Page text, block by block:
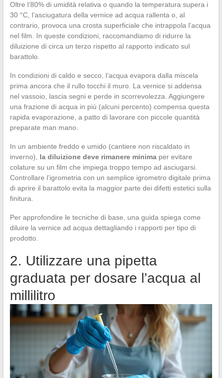
Oltre l’80% di umidità relativa o quando la temperatura supera i
30 °C, l’asciugatura della vernice ad acqua rallenta o, al
contrario, provoca una crosta superficiale che intrappola l’acqua
nel film. In queste condizioni, raccomandiamo di ridurre la
diluizione di circa un terzo rispetto al rapporto indicato sul
barattolo.
In condizioni di caldo e secco, l’acqua evapora dalla miscela
prima ancora che il rullo tocchi il muro. La vernice si addensa
nel vassoio, lascia segni e perde in scorrevolezza. Aggiungere
una frazione di acqua in più (alcuni percento) compensa questa
rapida evaporazione, a patto di lavorare con piccole quantità
preparate man mano.
In un ambiente freddo e umido (cantiere non riscaldato in
inverno), la diluizione deve rimanere minimaper evitare
colature su un film che impiega troppo tempo ad asciugarsi.
Controllare l’igrometria con un semplice igrometro digitale prima
di aprire il barattolo evita la maggior parte dei difetti estetici sulla
finitura.
Per approfondire le tecniche di base, una guida spiega come
diluire la vernice ad acqua dettagliando i rapporti per tipo di
prodotto.
2. Utilizzare una pipetta
graduata per dosare l’acqua al
millilitro